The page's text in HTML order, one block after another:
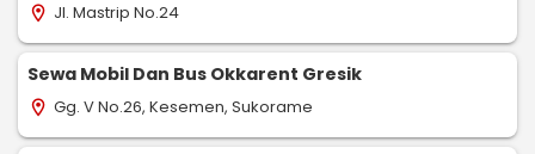
location_on Jl. Mastrip No.24
Sewa Mobil Dan Bus Okkarent Gresik
location_on Gg. V No.26, Kesemen, Sukorame